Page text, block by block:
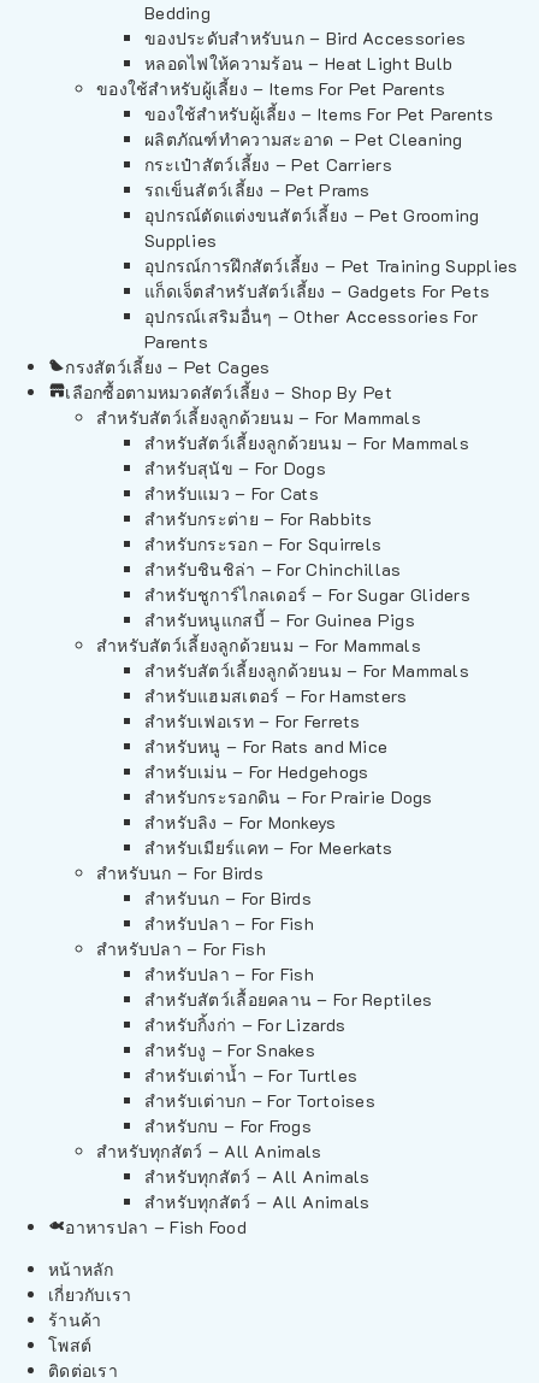
Bedding
ของประดับสำหรับนก – Bird Accessories
หลอดไฟให้ความร้อน – Heat Light Bulb
ของใช้สำหรับผู้เลี้ยง – Items For Pet Parents
ของใช้สำหรับผู้เลี้ยง – Items For Pet Parents
ผลิตภัณฑ์ทำความสะอาด – Pet Cleaning
กระเป๋าสัตว์เลี้ยง – Pet Carriers
รถเข็นสัตว์เลี้ยง – Pet Prams
อุปกรณ์ตัดแต่งขนสัตว์เลี้ยง – Pet Grooming
Supplies
อุปกรณ์การฝึกสัตว์เลี้ยง – Pet Training Supplies
แก็ดเจ็ตสำหรับสัตว์เลี้ยง – Gadgets For Pets
อุปกรณ์เสริมอื่นๆ – Other Accessories For
Parents
กรงสัตว์เลี้ยง – Pet Cages
เลือกซื้อตามหมวดสัตว์เลี้ยง – Shop By Pet
สำหรับสัตว์เลี้ยงลูกด้วยนม – For Mammals
สำหรับสัตว์เลี้ยงลูกด้วยนม – For Mammals
สำหรับสุนัข – For Dogs
สำหรับแมว – For Cats
สำหรับกระต่าย – For Rabbits
สำหรับกระรอก – For Squirrels
สำหรับชินชิล่า – For Chinchillas
สำหรับชูการ์ไกลเดอร์ – For Sugar Gliders
สำหรับหนูแกสบี้ – For Guinea Pigs
สำหรับสัตว์เลี้ยงลูกด้วยนม – For Mammals
สำหรับสัตว์เลี้ยงลูกด้วยนม – For Mammals
สำหรับแฮมสเตอร์ – For Hamsters
สำหรับเฟอเรท – For Ferrets
สำหรับหนู – For Rats and Mice
สำหรับเม่น – For Hedgehogs
สำหรับกระรอกดิน – For Prairie Dogs
สำหรับลิง – For Monkeys
สำหรับเมียร์แคท – For Meerkats
สำหรับนก – For Birds
สำหรับนก – For Birds
สำหรับปลา – For Fish
สำหรับปลา – For Fish
สำหรับปลา – For Fish
สำหรับสัตว์เลื้อยคลาน – For Reptiles
สำหรับกิ้งก่า – For Lizards
สำหรับงู – For Snakes
สำหรับเต่าน้ำ – For Turtles
สำหรับเต่าบก – For Tortoises
สำหรับกบ – For Frogs
สำหรับทุกสัตว์ – All Animals
สำหรับทุกสัตว์ – All Animals
สำหรับทุกสัตว์ – All Animals
อาหารปลา – Fish Food
หน้าหลัก
เกี่ยวกับเรา
ร้านค้า
โพสต์
ติดต่อเรา